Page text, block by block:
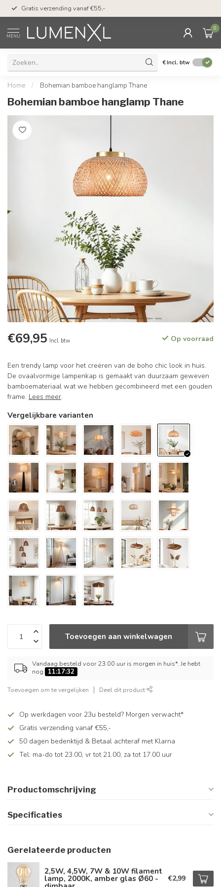
Gratis verzending vanaf €55,-
MENU
0
€Incl. btw
Home / Bohemian bamboe hanglamp Thane
Bohemian bamboe hanglamp Thane
€69,95 Incl. btw Op voorraad
Een trendy lamp voor het creëren van de boho chic look in huis.
De ovaalvormige lampenkap is gemaakt van duurzaam geweven
bamboemateriaal wat we hebben gecombineerd met een gouden
frame. Lees meer.
Vergelijkbare varianten
Toevoegen aan winkelwagen
Vandaag besteld voor 23.00 uur is morgen in huis*. Je hebt
nog
11:17:32
Toevoegen om te vergelijken Deel dit product
Op werkdagen voor 23u besteld? Morgen verwacht*
Gratis verzending vanaf €55,-
50 dagen bedenktijd & Betaal achteraf met Klarna
Tel: ma-do tot 23.00, vr tot 21.00, za tot 17.00 uur
Productomschrijving
Specificaties
Gerelateerde producten
2,5W, 4,5W, 7W & 10W filament
lamp, 2000K, amber glas Ø60 - €2,99